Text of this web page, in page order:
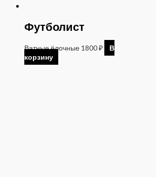
Футболист
Ватные ёлочные 1800₽
В
корзину